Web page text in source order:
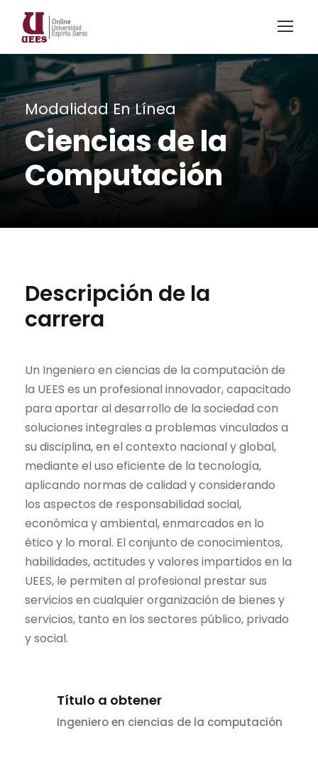
Modalidad En Línea
Ciencias de la
Computación
Descripción de la
carrera
Un Ingeniero en ciencias de la computación de
la UEES es un profesional innovador, capacitado
para aportar al desarrollo de la sociedad con
soluciones integrales a problemas vinculados a
su disciplina, en el contexto nacional y global,
mediante el uso eficiente de la tecnología,
aplicando normas de calidad y considerando
los aspectos de responsabilidad social,
económica y ambiental, enmarcados en lo
ético y lo moral. El conjunto de conocimientos,
habilidades, actitudes y valores impartidos en la
UEES, le permiten al profesional prestar sus
servicios en cualquier organización de bienes y
servicios, tanto en los sectores público, privado
y social.
Título a obtener
Ingeniero en ciencias de la computación